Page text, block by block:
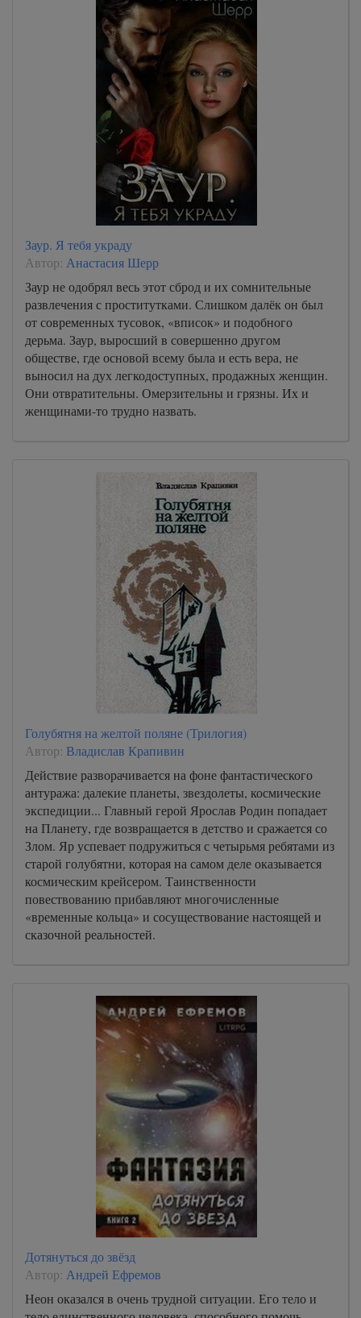
Заур. Я тебя украду
Автор: Анастасия Шерр
Заур не одобрял весь этот сброд и их сомнительные
развлечения с проститутками. Слишком далёк он был
от современных тусовок, «вписок» и подобного
дерьма. Заур, выросший в совершенно другом
обществе, где основой всему была и есть вера, не
выносил на дух легкодоступных, продажных женщин.
Они отвратительны. Омерзительны и грязны. Их и
женщинами-то трудно назвать.
Голубятня на желтой поляне (Трилогия)
Автор: Владислав Крапивин
Действие разворачивается на фоне фантастического
антуража: далекие планеты, звездолеты, космические
экспедиции... Главный герой Ярослав Родин попадает
на Планету, где возвращается в детство и сражается со
Злом. Яр успевает подружиться с четырьмя ребятами из
старой голубятни, которая на самом деле оказывается
космическим крейсером. Таинственности
повествованию прибавляют многочисленные
«временные кольца» и сосуществование настоящей и
сказочной реальностей.
Дотянуться до звёзд
Автор: Андрей Ефремов
Неон оказался в очень трудной ситуации. Его тело и